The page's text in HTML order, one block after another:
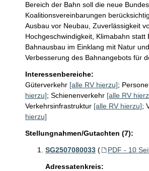
Bereich der Bahn soll die neue
Koalitionsvereinbarungen
Ausbau vor Neubau, Zuverlässigkeit
Hochgeschwindigkeit, Klimabahn statt
Bahnausbau im Einklang mit Natur
Verbesserung des Bahnangebots für
Interessenbereiche:
Güterverkehr [alle RV hierzu];
hierzu]; Schienenverkehr [alle RV
Verkehrsinfrastruktur [alle RV hierzu];
hierzu]
Stellungnahmen/Gutachten (7):
SG2507080033 ( PDF - 10
Adressatenkreis: